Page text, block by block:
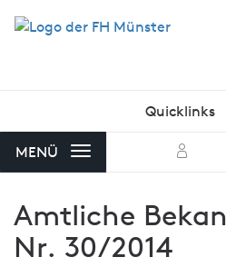
Ich suche nach …
Quicklinks
Aktuelle
AStA FH
Bibliothek
MENÜ
Amtliche
Nr. 30/2014